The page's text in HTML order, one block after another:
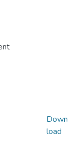
Down
load